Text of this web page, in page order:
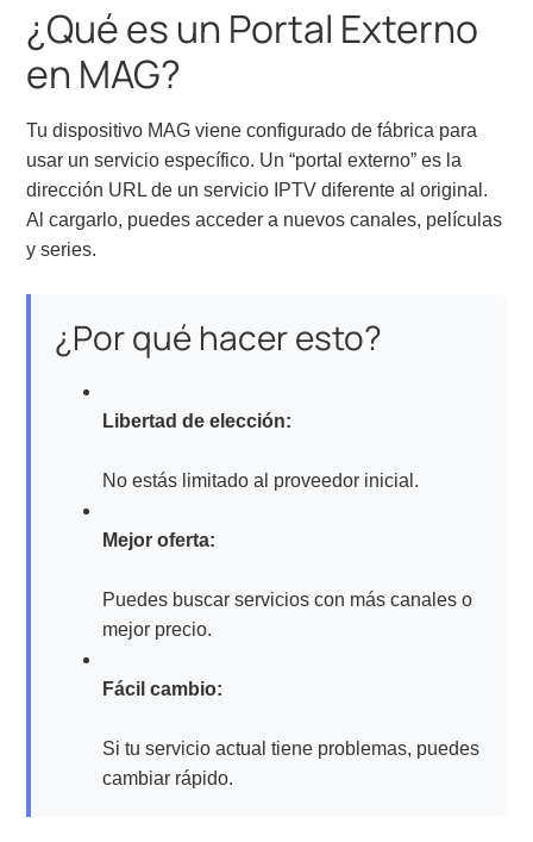
¿Qué es un Portal Externo
en MAG?
Tu dispositivo MAG viene configurado de fábrica para
usar un servicio específico. Un “portal externo” es la
dirección URL de un servicio IPTV diferente al original.
Al cargarlo, puedes acceder a nuevos canales, películas
y series.
¿Por qué hacer esto?
Libertad de elección:
No estás limitado al proveedor inicial.
Mejor oferta:
Puedes buscar servicios con más canales o
mejor precio.
Fácil cambio:
Si tu servicio actual tiene problemas, puedes
cambiar rápido.